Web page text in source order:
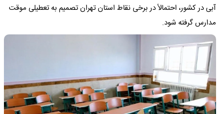
آبی در کشور، احتمالاً در برخی نقاط استان تهران تصمیم به تعطیلی موقت
مدارس گرفته شود.